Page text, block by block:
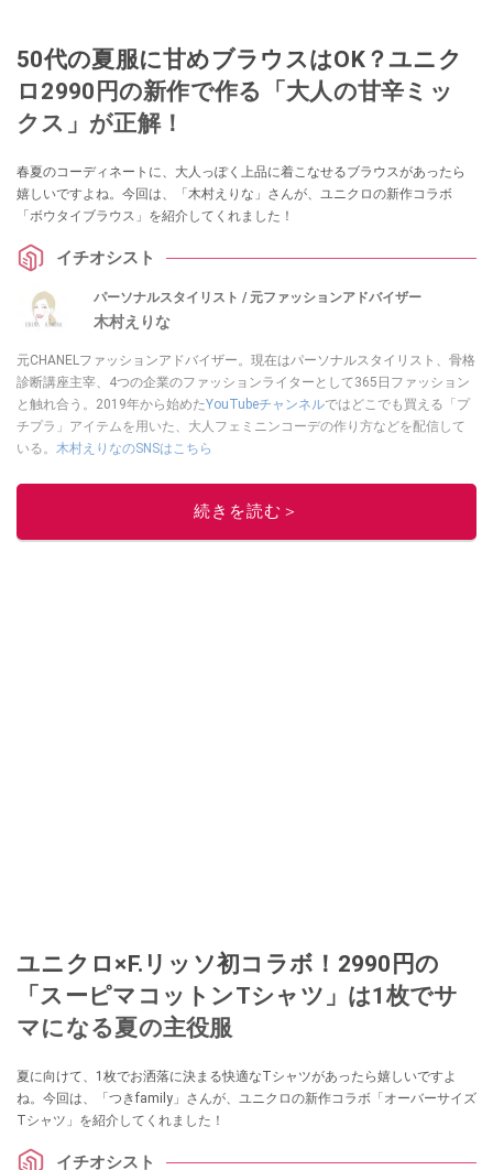
50代の夏服に甘めブラウスはOK？ユニク
ロ2990円の新作で作る「大人の甘辛ミッ
クス」が正解！
春夏のコーディネートに、大人っぽく上品に着こなせるブラウスがあったら
嬉しいですよね。今回は、「木村えりな」さんが、ユニクロの新作コラボ
「ボウタイブラウス」を紹介してくれました！
イチオシスト
パーソナルスタイリスト / 元ファッションアドバイザー
木村えりな
元CHANELファッションアドバイザー。現在はパーソナルスタイリスト、骨格
診断講座主宰、4つの企業のファッションライターとして365日ファッション
と触れ合う。2019年から始めたYouTubeチャンネルではどこでも買える「プ
チプラ」アイテムを用いた、大人フェミニンコーデの作り方などを配信して
いる。 木村えりなのSNSはこちら
このイチオシストの他の記事を読む
続きを読む＞
ユニクロ×F.リッソ初コラボ！2990円の
「スーピマコットンTシャツ」は1枚でサ
マになる夏の主役服
夏に向けて、1枚でお洒落に決まる快適なTシャツがあったら嬉しいですよ
ね。今回は、「つきfamily」さんが、ユニクロの新作コラボ「オーバーサイズ
Tシャツ」を紹介してくれました！
イチオシスト